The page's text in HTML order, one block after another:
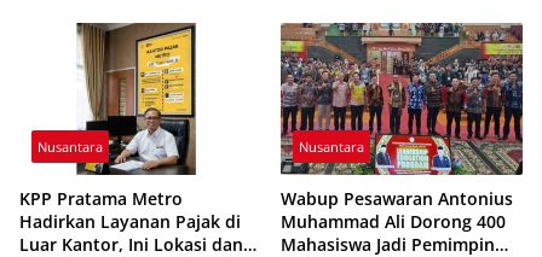
Karakter Generasi Muda
Nusantara
KPP Pratama Metro
Hadirkan Layanan Pajak di
Luar Kantor, Ini Lokasi dan
Nusantara
Wabup Pesawaran Antonius
Muhammad Ali Dorong 400
Mahasiswa Jadi Pemimpin